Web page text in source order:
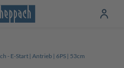
- E-Start | Antrieb | 6PS | 53cm